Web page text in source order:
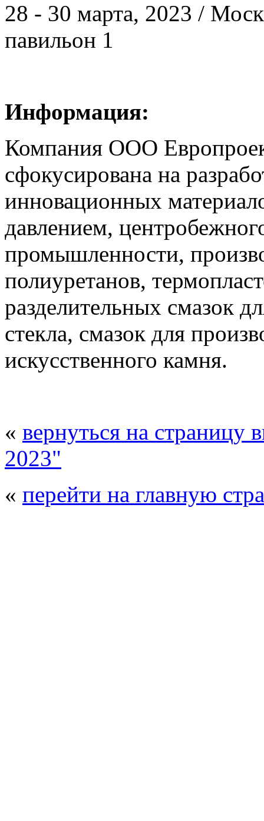
28 - 30 марта, 2023 /
павильон 1
Информация:
Компания ООО
сфокусирована на
инновационных
давлением,
промышленности,
полиуретанов,
разделительных смазок
стекла, смазок для
искусственного камня.
« вернуться на страницу
2023"
« перейти на главную